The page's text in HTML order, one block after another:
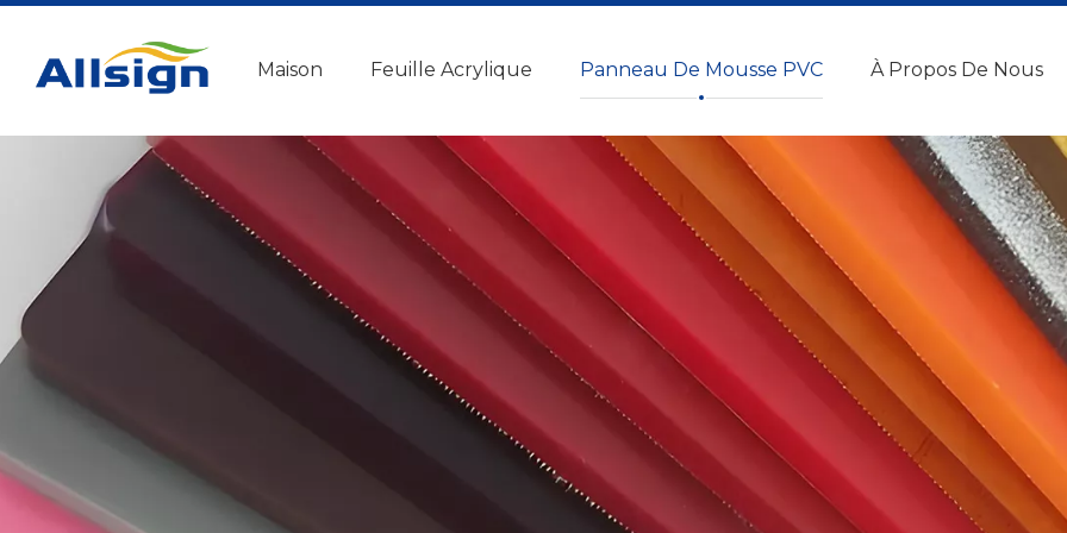
Maison Feuille Acrylique Panneau De Mousse PVC À Propos De Nous